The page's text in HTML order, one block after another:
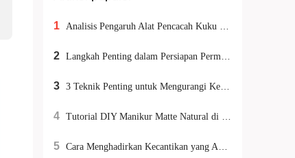
1 Analisis Pengaruh Alat Pencacah Kuku Dua Sisi Efisien Terhadap Peningkatan Adhesi Cat Kuku di Industri Manikur
2 Langkah Penting dalam Persiapan Permukaan Kuku: Dari Pengamplasan Kasar hingga Polishing Halus
3 3 Teknik Penting untuk Mengurangi Kerusakan pada Stiker Kuku Ramah Lingkungan dan Meningkatkan Daya Tahan
4 Tutorial DIY Manikur Matte Natural di Rumah: Pilih Kuteks Nude yang Aman & Teknik Aplikasi Anti Belang
5 Cara Menghadirkan Kecantikan yang Aman: Panduan Lengkap Sertifikasi dan Ekspor Kuku Berlian Imitasi untuk Pasar Global